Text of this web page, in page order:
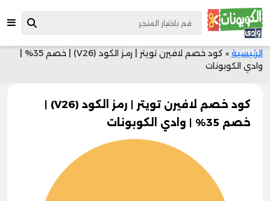
الرئيسية »
كود خصم لافيرن تويتر | رمز الكود (V26) | خصم 35% |
وادي الكوبونات
كود خصم لافيرن تويتر | رمز الكود (V26) |
خصم 35% | وادي الكوبونات